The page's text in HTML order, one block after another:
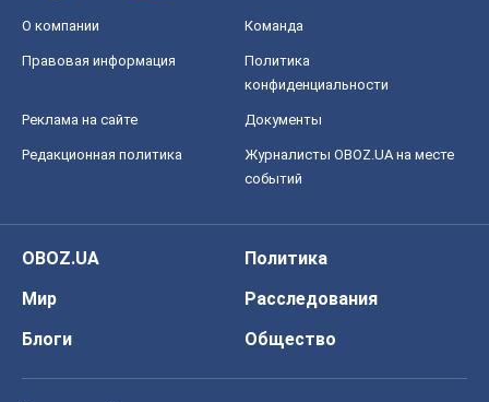
О компании Команда
Правовая информация
Политика
конфиденциальности
Реклама на сайте Документы
Редакционная политика
Журналисты OBOZ.UA на месте
событий
OBOZ.UA
Политика
Мир
Расследования
Блоги
Общество